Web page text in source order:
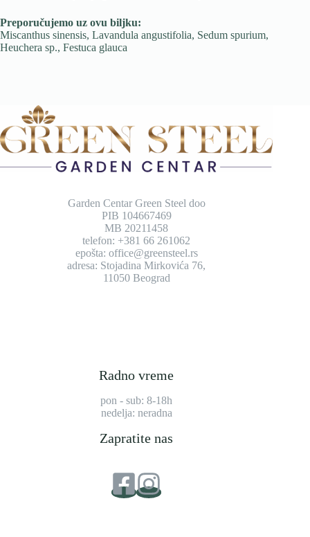
Preporučujemo uz ovu biljku:
Miscanthus sinensis, Lavandula angustifolia, Sedum spurium,
Heuchera sp., Festuca glauca
Garden Centar Green Steel doo
PIB 104667469
MB 20211458
telefon: +381 66 261062
epošta: office@greensteel.rs
adresa: Stojadina Mirkovića 76,
11050 Beograd
Radno vreme
pon - sub: 8-18h
nedelja: neradna
Zapratite nas